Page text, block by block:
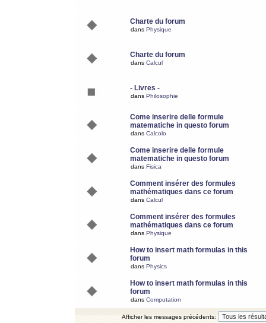
Charte du forum
dans Physique
Charte du forum
dans Calcul
- Livres -
dans Philosophie
Come inserire delle formule
matematiche in questo forum
dans Calcolo
Come inserire delle formule
matematiche in questo forum
dans Fisica
Comment insérer des formules
mathématiques dans ce forum
dans Calcul
Comment insérer des formules
mathématiques dans ce forum
dans Physique
How to insert math formulas in this
forum
dans Physics
How to insert math formulas in this
forum
dans Computation
Afficher les messages précédents: